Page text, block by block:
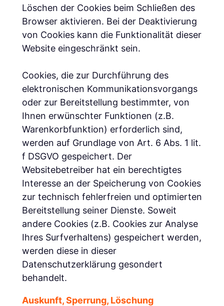
Löschen der Cookies beim Schließen des
Browser aktivieren. Bei der Deaktivierung
von Cookies kann die Funktionalität dieser
Website eingeschränkt sein.
Cookies, die zur Durchführung des
elektronischen Kommunikationsvorgangs
oder zur Bereitstellung bestimmter, von
Ihnen erwünschter Funktionen (z.B.
Warenkorbfunktion) erforderlich sind,
werden auf Grundlage von Art. 6 Abs. 1 lit.
f DSGVO gespeichert. Der
Websitebetreiber hat ein berechtigtes
Interesse an der Speicherung von Cookies
zur technisch fehlerfreien und optimierten
Bereitstellung seiner Dienste. Soweit
andere Cookies (z.B. Cookies zur Analyse
Ihres Surfverhaltens) gespeichert werden,
werden diese in dieser
Datenschutzerklärung gesondert
behandelt.
Auskunft, Sperrung, Löschung